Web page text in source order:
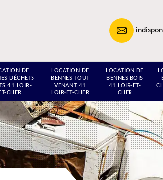
DE
DÉCHETS
41 LOIR-
CHER
LOCATION DE
BENNES TOUT
VENANT 41
LOIR-ET-CHER
LOCATION DE
BENNES BOIS
41 LOIR-ET-
CHER